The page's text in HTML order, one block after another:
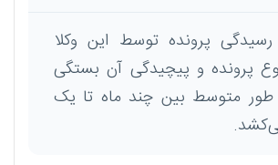
پرونده توسط این وکلا
پرونده و پیچیدگی آن بستگی
طور متوسط بین چند ماه تا یک